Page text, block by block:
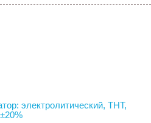
электролитический, THT,